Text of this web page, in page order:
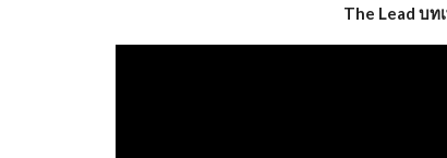
The Lead บท